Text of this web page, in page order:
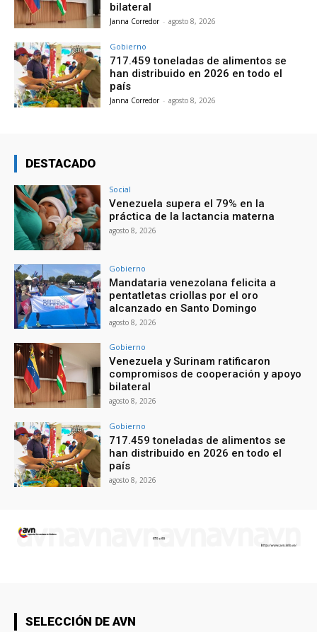
bilateral
Janna Corredor - agosto 8, 2026
Gobierno
717.459 toneladas de alimentos se
han distribuido en 2026 en todo el
país
Janna Corredor - agosto 8, 2026
DESTACADO
Social
Venezuela supera el 79% en la
práctica de la lactancia materna
agosto 8, 2026
Gobierno
Mandataria venezolana felicita a
pentatletas criollas por el oro
alcanzado en Santo Domingo
agosto 8, 2026
Gobierno
Venezuela y Surinam ratificaron
compromisos de cooperación y apoyo
bilateral
agosto 8, 2026
Gobierno
717.459 toneladas de alimentos se
han distribuido en 2026 en todo el
país
agosto 8, 2026
SELECCIÓN DE AVN